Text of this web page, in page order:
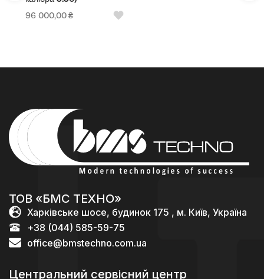
96 000,00₴
ТОВ «БМС ТЕХНО»
Харківське шосе, будинок 175 , м. Київ, Україна
+38 (044) 585-59-75
office@bmstechno.com.ua
Центральний сервісний центр